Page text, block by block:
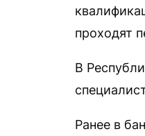
проходят
В
Ранее в